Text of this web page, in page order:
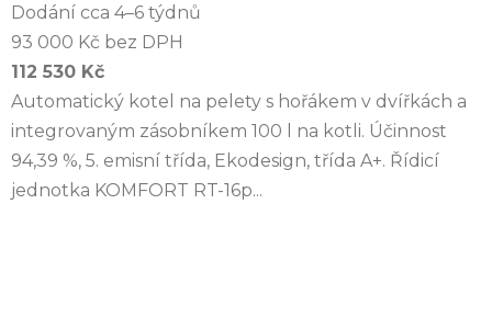
Dodání cca 4–6 týdnů
93 000 Kč bez DPH
112 530 Kč
Automatický kotel na pelety s hořákem v dvířkách a
integrovaným zásobníkem 100 l na kotli. Účinnost
94,39 %, 5. emisní třída, Ekodesign, třída A+. Řídicí
jednotka KOMFORT RT-16p...